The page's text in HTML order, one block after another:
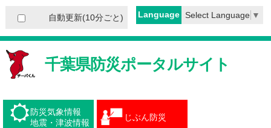
自動更新(10分ごと) Language Select Language ▼
千葉県防災ポータルサイト
防災気象情報
地震・津波情報
じぶん防災